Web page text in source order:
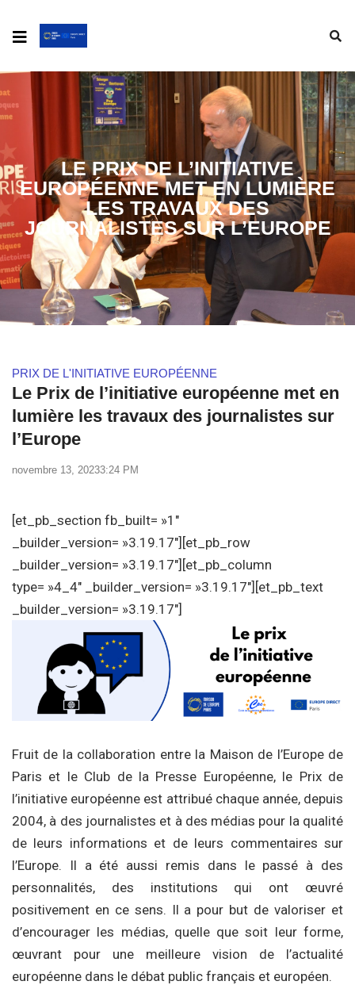
LE PRIX DE L’INITIATIVE
EUROPÉENNE MET EN LUMIÈRE
LES TRAVAUX DES
JOURNALISTES SUR L’EUROPE
PRIX DE L'INITIATIVE EUROPÉENNE
Le Prix de l’initiative européenne met en
lumière les travaux des journalistes sur
l’Europe
novembre 13, 20233:24 PM
[et_pb_section fb_built= »1″
_builder_version= »3.19.17″][et_pb_row
_builder_version= »3.19.17″][et_pb_column
type= »4_4″ _builder_version= »3.19.17″][et_pb_text
_builder_version= »3.19.17″]
Fruit de la collaboration entre la Maison de l’Europe de
Paris et le Club de la Presse Européenne, le Prix de
l’initiative européenne est attribué chaque année, depuis
2004, à des journalistes et à des médias pour la qualité
de leurs informations et de leurs commentaires sur
l’Europe. Il a été aussi remis dans le passé à des
personnalités, des institutions qui ont œuvré
positivement en ce sens. Il a pour but de valoriser et
d’encourager les médias, quelle que soit leur forme,
œuvrant pour une meilleure vision de l’actualité
européenne dans le débat public français et européen.